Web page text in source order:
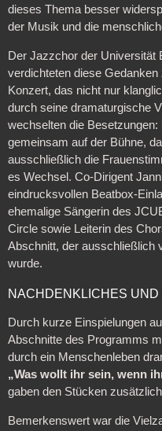
dieses Thema besser
der Musik und die
Der Jazzchor der Universität
verdichteten diese
Konzert, das nicht nur
durch seine dramaturgische
wechselten die
gemeinsam auf der Bühne,
ausschließlich die
es Wechsel. Co-Dirigent
eindrucksvollen Beatbox-
ehemalige Sängerin des
Circle sowie Leiterin des
Abschnitt, der ausschließlich
wurde.
NACHDENKLICHES
Durch kurze Einspielungen
Abschnitte des Programms
durch ein Menschenleben
„Was wollt ihr sein, wenn
gaben den Stücken
Bemerkenswert war die